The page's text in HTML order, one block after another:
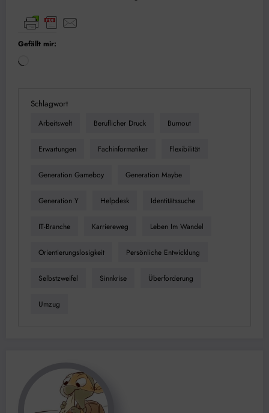
Gefällt mir:
Schlagwort
Arbeitswelt Beruflicher Druck Burnout
Erwartungen Fachinformatiker Flexibilität
Generation Gameboy Generation Maybe
Generation Y Helpdesk Identitätssuche
IT-Branche Karriereweg Leben Im Wandel
Orientierungslosigkeit Persönliche Entwicklung
Selbstzweifel Sinnkrise Überforderung
Umzug